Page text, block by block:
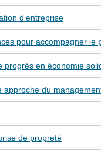
d’entreprise
pour accompagner le
progrés en économie
du
de propreté